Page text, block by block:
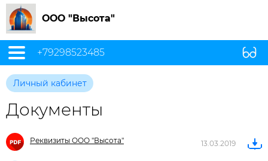
ООО "Высота"
+79298523485
Личный кабинет
Документы
Реквизиты ООО "Высота" 13.03.2019